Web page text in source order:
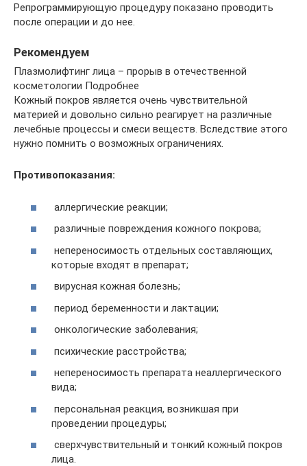
Репрограммирующую процедуру показано проводить
после операции и до нее.
Рекомендуем
Плазмолифтинг лица – прорыв в отечественной
косметологии Подробнее
Кожный покров является очень чувствительной
материей и довольно сильно реагирует на различные
лечебные процессы и смеси веществ. Вследствие этого
нужно помнить о возможных ограничениях.
Противопоказания:
аллергические реакции;
различные повреждения кожного покрова;
непереносимость отдельных составляющих,
которые входят в препарат;
вирусная кожная болезнь;
период беременности и лактации;
онкологические заболевания;
психические расстройства;
непереносимость препарата неаллергического
вида;
персональная реакция, возникшая при
проведении процедуры;
сверхчувствительный и тонкий кожный покров
лица.